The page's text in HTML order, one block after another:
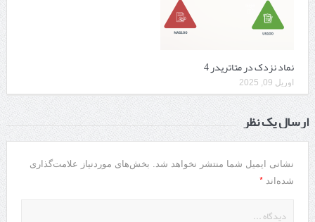
نماد نزدک در متاتریدر 4
آوریل 09, 2025
ارسال یک نظر
نشانی ایمیل شما منتشر نخواهد شد.
بخش‌های موردنیاز علامت‌گذاری
شده‌اند *